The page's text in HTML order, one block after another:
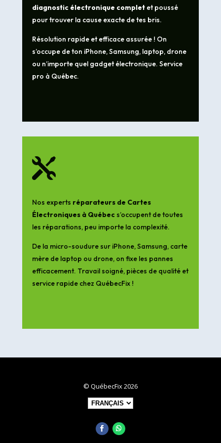
diagnostic électronique completet poussé
pour trouver la cause exacte de tes bris.
Résolution rapide et efficace assurée ! On
s’occupe de ton iPhone, Samsung, laptop, drone
ou n’importe quel gadget électronique. Service
pro à Québec.

Nos experts réparateurs de Cartes
Électroniques à Québecs’occupent de toutes
les réparations, peu importe la complexité.
De la micro-soudure sur iPhone, Samsung, carte
mère de laptop ou drone, on fixe les pannes
efficacement. Travail soigné, pièces de qualité et
service rapide chez QuébecFix !
© QuébecFix 2026